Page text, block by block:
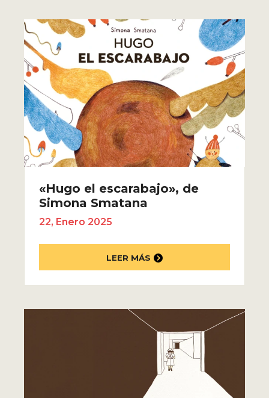
«Hugo el escarabajo», de
Simona Smatana
22, Enero 2025
LEER MÁS